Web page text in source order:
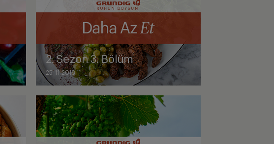
25-11-2018
2. Sezon 3. Bölüm